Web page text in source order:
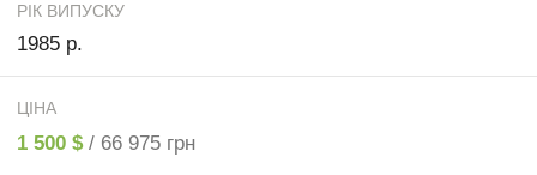
РІК ВИПУСКУ
1985 р.
ЦІНА
1 500 $ / 66 975 грн